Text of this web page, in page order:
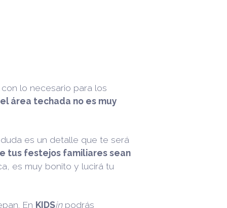
lo necesario para los
área techada no es muy
es un detalle que te será
tus festejos familiares sean
es muy bonito y lucirá tu
En KIDSinpodrás